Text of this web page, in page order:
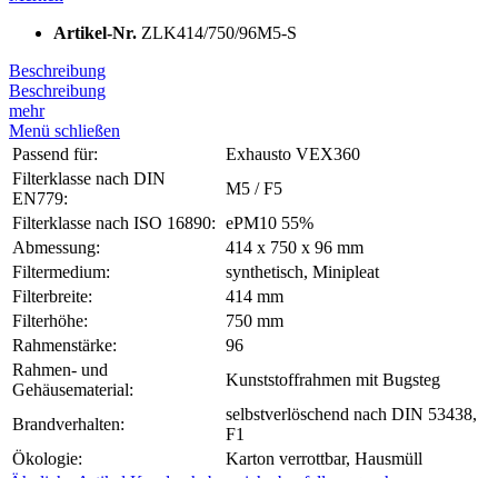
Artikel-Nr. ZLK414/750/96M5-S
Beschreibung
Beschreibung
mehr
Menü schließen
Passend für:
Exhausto VEX360
Filterklasse nach DIN
EN779:
M5 / F5
Filterklasse nach ISO 16890: ePM10 55%
Abmessung:
414 x 750 x 96 mm
Filtermedium:
synthetisch, Minipleat
Filterbreite:
414 mm
Filterhöhe:
750 mm
Rahmenstärke:
96
Rahmen- und
Gehäusematerial:
Kunststoffrahmen mit Bugsteg
Brandverhalten:
selbstverlöschend nach DIN 53438,
F1
Ökologie:
Karton verrottbar, Hausmüll